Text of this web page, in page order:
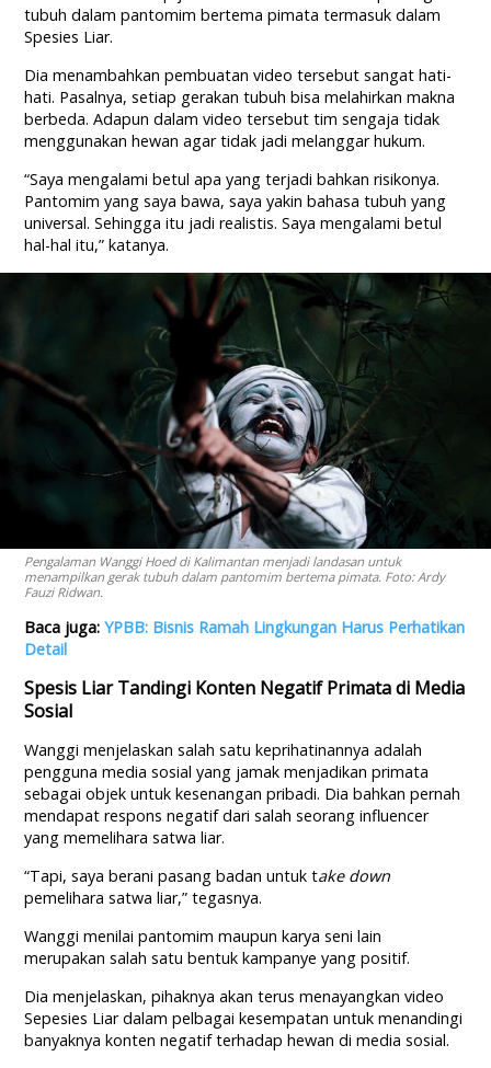
tubuh dalam pantomim bertema pimata termasuk dalam
Spesies Liar.
Dia menambahkan pembuatan video tersebut sangat hati-
hati. Pasalnya, setiap gerakan tubuh bisa melahirkan makna
berbeda. Adapun dalam video tersebut tim sengaja tidak
menggunakan hewan agar tidak jadi melanggar hukum.
“Saya mengalami betul apa yang terjadi bahkan risikonya.
Pantomim yang saya bawa, saya yakin bahasa tubuh yang
universal. Sehingga itu jadi realistis. Saya mengalami betul
hal-hal itu,” katanya.
Pengalaman Wanggi Hoed di Kalimantan menjadi landasan untuk
menampilkan gerak tubuh dalam pantomim bertema pimata. Foto: Ardy
Fauzi Ridwan.
Baca juga:YPBB: Bisnis Ramah Lingkungan Harus Perhatikan
Detail
Spesis LiarTandingi Konten Negatif Primata di Media
Sosial
Wanggi menjelaskan salah satu keprihatinannya adalah
pengguna media sosial yang jamak menjadikan primata
sebagai objek untuk kesenangan pribadi. Dia bahkan pernah
mendapat respons negatif dari salah seorang influencer
yang memelihara satwa liar.
“Tapi, saya berani pasang badan untuk take down
pemelihara satwa liar,” tegasnya.
Wanggi menilai pantomim maupun karya seni lain
merupakan salah satu bentuk kampanye yang positif.
Dia menjelaskan, pihaknya akan terus menayangkan video
Sepesies Liar dalam pelbagai kesempatan untuk menandingi
banyaknya konten negatif terhadap hewan di media sosial.